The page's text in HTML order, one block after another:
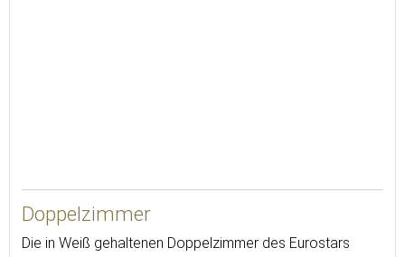
Doppelzimmer
Die in Weiß gehaltenen Doppelzimmer des Eurostars